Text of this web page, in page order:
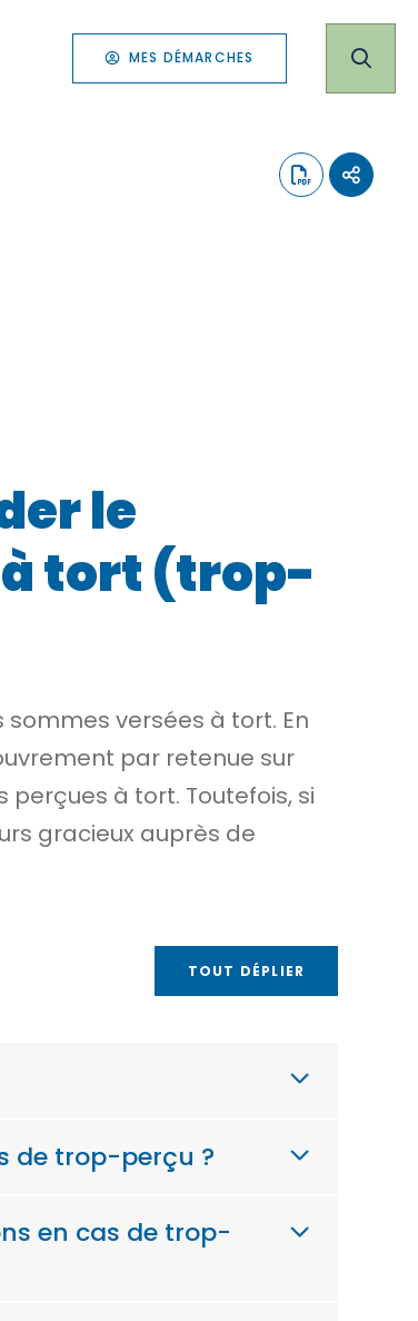
MES DÉMARCHES
le
tort (trop-
versées à tort. En
par retenue sur
perçues à tort. Toutefois, si
gracieux auprès de
TOUT DÉPLIER
de trop-perçu ?
en cas de trop-